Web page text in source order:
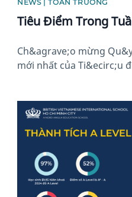
NEWS | TOÀN TRƯỜNG
Tiêu Điểm Trong
Ch&agrave;o mừng
mới nhất của Ti&ecirc;u
News image